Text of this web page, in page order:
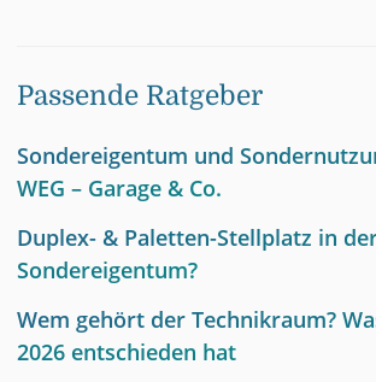
Passende Ratgeber
Sondereigentum und
WEG – Garage & Co.
Duplex- & Paletten-Stellplatz in
Sondereigentum?
Wem gehört der Technikraum?
2026 entschieden hat